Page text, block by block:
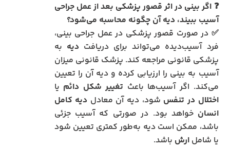
❓ اگر بینی در اثر قصور پزشکی بعد از عمل جراحی
آسیب ببیند، دیه آن چگونه محاسبه می‌شود؟
✅ در صورت قصور پزشکی در عمل جراحی بینی،
فرد آسیب‌دیده می‌تواند برای دریافتدیه به
پزشکی قانونی مراجعه کند. پزشک قانونی میزان
آسیب به بینی را ارزیابی کرده و دیه آن را تعیین
می‌کند. اگر آسیب‌ها باعث تغییر شکل دائم یا
اختلال در تنفس شود، دیه آن معادل دیه کامل
انسان خواهد بود. در صورتی که آسیب جزئی
باشد، ممکن است دیه به‌طور کمتری تعیین شود
یا شاملارش باشد.